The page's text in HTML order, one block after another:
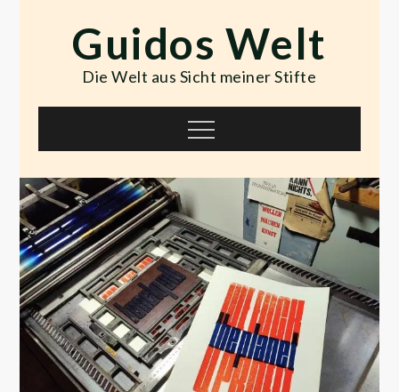
contentGuidos Welt
Die Welt aus Sicht meiner Stifte
Menu